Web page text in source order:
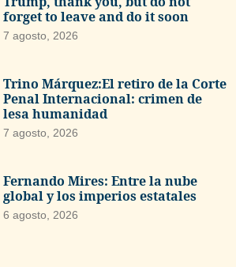
forget to leave and do it soon
7 agosto, 2026
Trino Márquez:El retiro de la Corte
Penal Internacional: crimen de
lesa humanidad
7 agosto, 2026
Fernando Mires: Entre la nube
global y los imperios estatales
6 agosto, 2026